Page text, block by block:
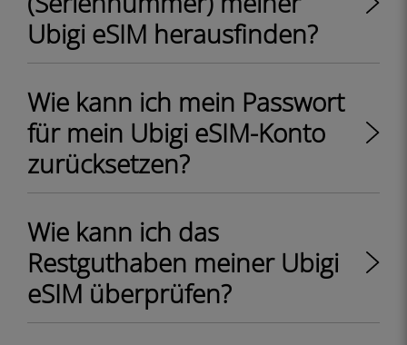
Ubigi eSIM herausfinden?
Wie kann ich mein Passwort
für mein Ubigi eSIM-Konto
zurücksetzen?
Wie kann ich das
Restguthaben meiner Ubigi
eSIM überprüfen?